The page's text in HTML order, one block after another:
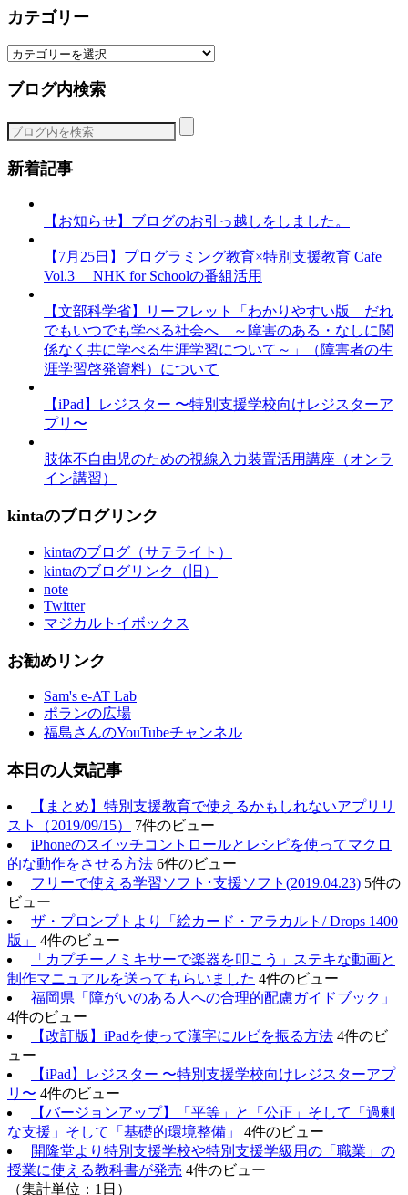
カテゴリー
カ
ゴ
ー
ブログ内検索
新着記事
【お知らせ】ブログのお引っ越しをしました。
【7月25日】プログラミング教育×特別支援教育 Cafe
Vol.3 NHK for Schoolの番組活用
【文部科学省】リーフレット「わかりやすい版 だれ
でもいつでも学べる社会へ ～障害のある・なしに関
係なく共に学べる生涯学習について～」（障害者の生
涯学習啓発資料）について
【iPad】レジスター 〜特別支援学校向けレジスターア
プリ〜
肢体不自由児のための視線入力装置活用講座（オンラ
イン講習）
kintaのブログリンク
kintaのブログ（サテライト）
kintaのブログリンク（旧）
note
Twitter
マジカルトイボックス
お勧めリンク
Sam's e-AT Lab
ポランの広場
福島さんのYouTubeチャンネル
本日の人気記事
【まとめ】特別支援教育で使えるかもしれないアプリリ
スト（2019/09/15）
7件のビュー
iPhoneのスイッチコントロールとレシピを使ってマクロ
的な動作をさせる方法 6件のビュー
フリーで使える学習ソフト･支援ソフト(2019.04.23) 5件の
ビュー
ザ・プロンプトより「絵カード・アラカルト/ Drops 1400
版」
4件のビュー
「カプチーノミキサーで楽器を叩こう」ステキな動画と
制作マニュアルを送ってもらいました 4件のビュー
福岡県「障がいのある人への合理的配慮ガイドブック」
4件のビュー
【改訂版】iPadを使って漢字にルビを振る方法 4件のビ
ュー
【iPad】レジスター 〜特別支援学校向けレジスターアプ
リ〜 4件のビュー
【バージョンアップ】「平等」と「公正」そして「過剰
な支援」そして「基礎的環境整備」
4件のビュー
開隆堂より特別支援学校や特別支援学級用の「職業」の
授業に使える教科書が発売 4件のビュー
（集計単位：1日）